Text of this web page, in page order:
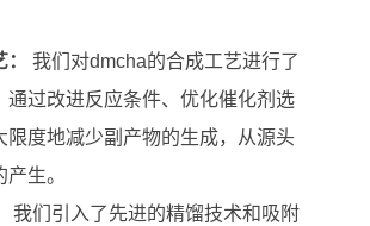
我们对dmcha的合成工艺进行了
通过改进反应条件、优化催化剂选
限度地减少副产物的生成，从源头
产生。
我们引入了先进的精馏技术和吸附